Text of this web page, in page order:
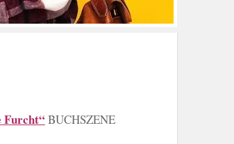
Furcht“BUCHSZENE